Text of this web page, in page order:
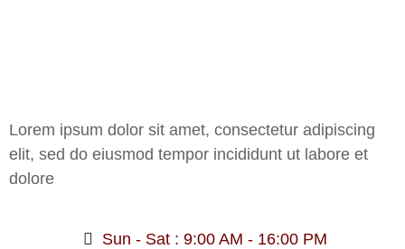
Lorem ipsum dolor sit amet, consectetur adipiscing
elit, sed do eiusmod tempor incididunt ut labore et
dolore
Sun - Sat : 9:00 AM - 16:00 PM